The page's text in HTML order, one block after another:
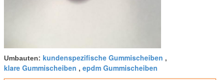
Umbauten: kundenspezifische Gummischeiben ,
klare Gummischeiben , epdm Gummischeiben